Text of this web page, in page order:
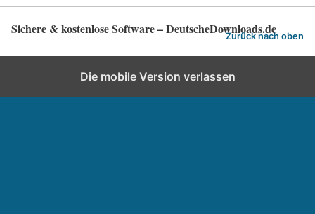
Sichere & kostenlose Software – DeutscheDownloads.de
Zurück nach oben
Die mobile Version verlassen